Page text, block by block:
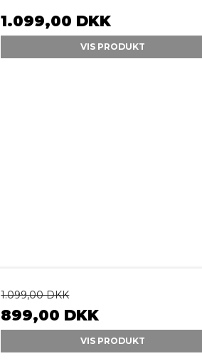
1.099,00 DKK
VIS PRODUKT
1.099,00 DKK
899,00 DKK
VIS PRODUKT